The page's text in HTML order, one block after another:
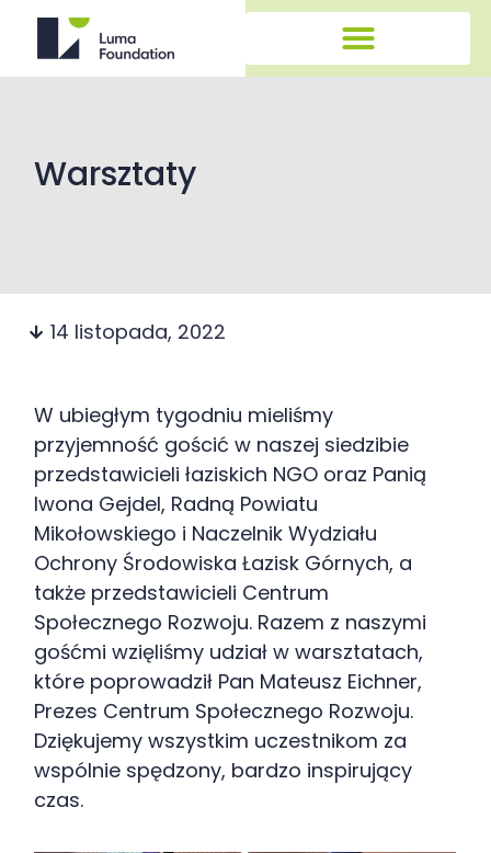
Warsztaty
14 listopada, 2022
W ubiegłym tygodniu mieliśmy
przyjemność gościć w naszej siedzibie
przedstawicieli łaziskich NGO oraz Panią
Iwona Gejdel, Radną Powiatu
Mikołowskiego i Naczelnik Wydziału
Ochrony Środowiska Łazisk Górnych, a
także przedstawicieli Centrum
Społecznego Rozwoju. Razem z naszymi
gośćmi wzięliśmy udział w warsztatach,
które poprowadził Pan Mateusz Eichner,
Prezes Centrum Społecznego Rozwoju.
Dziękujemy wszystkim uczestnikom za
wspólnie spędzony, bardzo inspirujący
czas.